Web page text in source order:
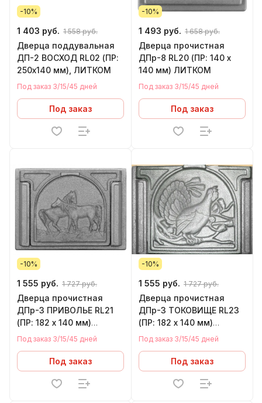
-10%
1 403 руб. 1 558 руб.
Дверца поддувальная
ДП-2 ВОСХОД RL02 (ПР:
250х140 мм), ЛИТКОМ
Под заказ 3/15/45 дней
Под заказ
-10%
1 493 руб. 1 658 руб.
Дверца прочистная
ДПр-8 RL20 (ПР: 140 х
140 мм) ЛИТКОМ
Под заказ 3/15/45 дней
Под заказ
-10%
1 555 руб. 1 727 руб.
Дверца прочистная
ДПр-3 ПРИВОЛЬЕ RL21
(ПР: 182 х 140 мм)
ЛИТКОМ
Под заказ 3/15/45 дней
Под заказ
-10%
1 555 руб. 1 727 руб.
Дверца прочистная
ДПр-3 ТОКОВИЩЕ RL23
(ПР: 182 х 140 мм)
ЛИТКОМ
Под заказ 3/15/45 дней
Под заказ